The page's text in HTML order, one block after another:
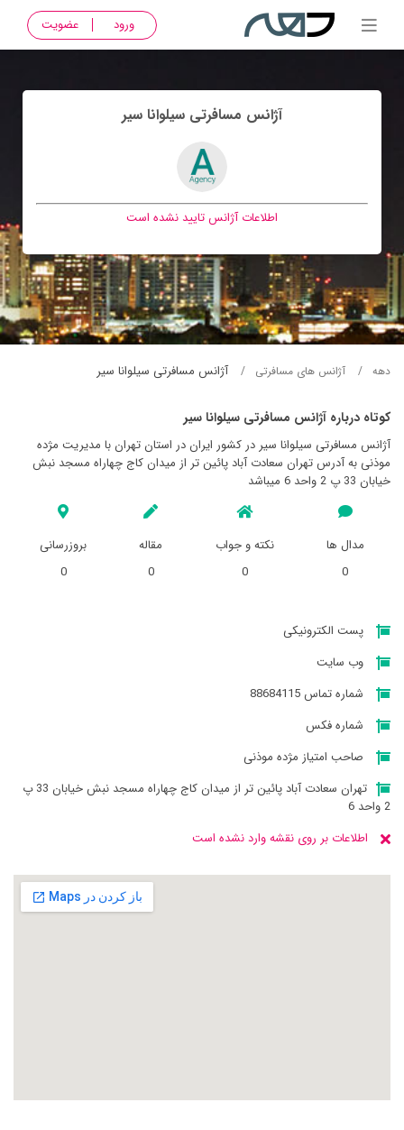
ورود عضویت
آژانس مسافرتی سيلوانا سير
اطلاعات آژانس تایید نشده است
دهه آژانس های مسافرتی آژانس مسافرتی سيلوانا سير
کوتاه درباره آژانس مسافرتی سيلوانا سير
آژانس مسافرتی سيلوانا سير در کشور ایران در استان تهران با مدیریت مژده
موذنی به آدرس تهران سعادت آباد پائین تر از میدان کاج چهاراه مسجد نبش
خیابان 33 پ 2 واحد 6 میباشد
مدال ها
0
نکته و جواب
0
مقاله
0
بروزرسانی
0
پست الکترونیکی
وب سایت
شماره تماس 88684115
شماره فکس
صاحب امتیاز مژده موذنی
تهران سعادت آباد پائین تر از میدان کاج چهاراه مسجد نبش خیابان 33 پ
2 واحد 6
اطلاعات بر روی نقشه وارد نشده است